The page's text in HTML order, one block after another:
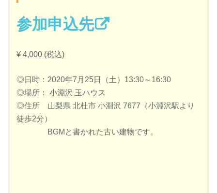
参加申込先
¥ 4,000 (税込)
◎日時：2020年7月25日（土）13:30～16:30
◎場所： 小淵沢 玉ハウス
◎住所 山梨県 北杜市 小淵沢 7677（小淵沢駅より
徒歩2分）
BGMと書かれた古い建物です。